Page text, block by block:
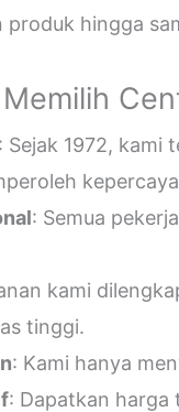
produk hingga
: Sejak 1972, kami
: Semua
kami
tinggi.
: Kami hanya
: Dapatkan harga